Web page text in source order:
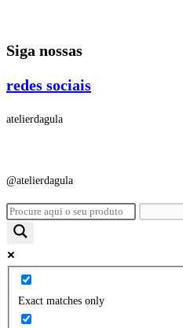
o
Siga nossas
redes sociais
atelierdagula
@atelierdagula
Exact matches only